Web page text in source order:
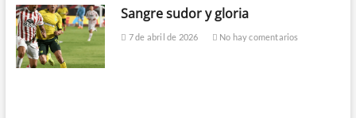
Sangre sudor y gloria
7 de abril de 2026 No hay comentarios